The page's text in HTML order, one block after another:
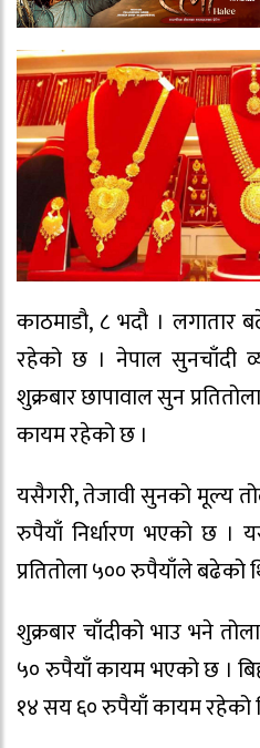
काठमाडौ, ८ भदौ ।
रहेको छ । नेपाल सुनचाँदी
शुक्रबार छापावाल सुन
कायम रहेको छ ।
यसैगरी, तेजावी सुनको मूल्य
रुपैयाँ निर्धारण भएको छ ।
प्रतितोला ५०० रुपैयाँले बढेको
शुक्रबार चाँदीको भाउ भने
५० रुपैयाँ कायम भएको छ ।
१४ सय ६० रुपैयाँ कायम रहेको